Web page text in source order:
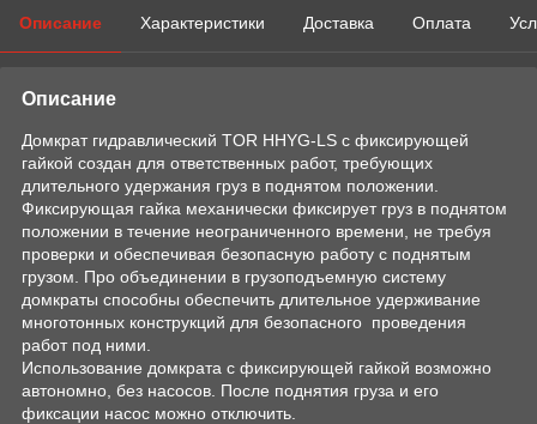
Описание Характеристики Доставка Оплата
Описание
Домкрат гидравлический TOR HHYG-LS с фиксирующей
гайкой создан для ответственных работ, требующих
длительного удержания груз в поднятом положении.
Фиксирующая гайка механически фиксирует груз в поднятом
положении в течение неограниченного времени, не требуя
проверки и обеспечивая безопасную работу с поднятым
грузом. Про объединении в грузоподъемную систему
домкраты способны обеспечить длительное удерживание
многотонных конструкций для безопасного проведения
работ под ними.
Использование домкрата с фиксирующей гайкой возможно
автономно, без насосов. После поднятия груза и его
фиксации насос можно отключить.